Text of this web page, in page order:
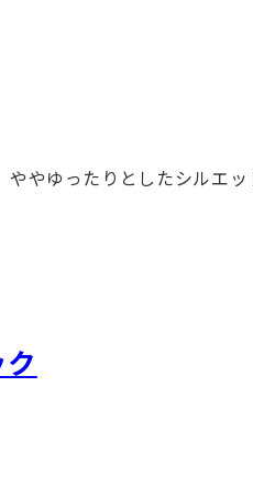
やゆったりとしたシルエッ